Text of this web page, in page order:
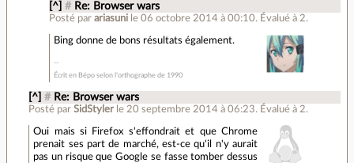
[^] # Re: Browser wars
Posté par ariasuni le 06 octobre 2014 à 00:10. Évalué à 2.
Bing donne de bons résultats également.
Écrit en Bépo selon l’orthographe de 1990
[^] # Re: Browser wars
Posté parSidStyler le 20 septembre 2014 à 06:23. Évalué à 2.
Oui mais si Firefox s'effondrait et que Chrome
prenait ses part de marché, est-ce qu'il n'y aurait
pas un risque que Google se fasse tomber dessus